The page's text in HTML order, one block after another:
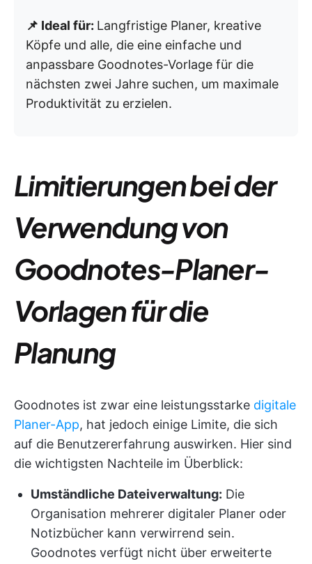
📌 Ideal für: Langfristige Planer, kreative
Köpfe und alle, die eine einfache und
anpassbare Goodnotes-Vorlage für die
nächsten zwei Jahre suchen, um maximale
Produktivität zu erzielen.
Limitierungen bei der
Verwendung von
Goodnotes-Planer-
Vorlagen für die
Planung
Goodnotes ist zwar eine leistungsstarke digitale
Planer-App, hat jedoch einige Limite, die sich
auf die Benutzererfahrung auswirken. Hier sind
die wichtigsten Nachteile im Überblick:
Umständliche Dateiverwaltung: Die
Organisation mehrerer digitaler Planer oder
Notizbücher kann verwirrend sein.
Goodnotes verfügt nicht über erweiterte